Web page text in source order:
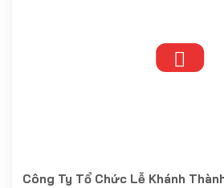
Công Ty Tổ Chức Lễ Khánh